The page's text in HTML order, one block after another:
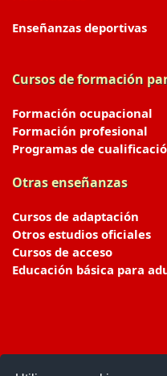
Enseñanzas deportivas
Cursos de formación
Formación ocupacional
Formación profesional
Programas de
Otras enseñanzas
Cursos de adaptación
Otros estudios oficiales
Cursos de acceso
Educación básica para